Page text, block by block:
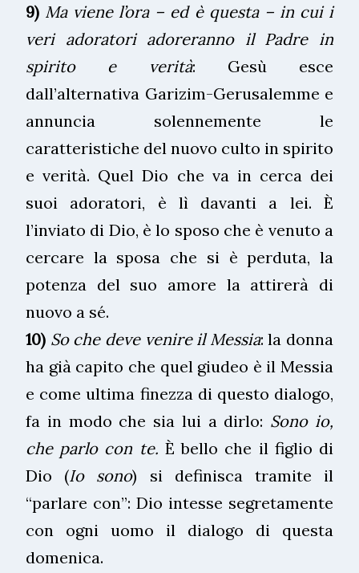
9) Ma viene l’ora – ed è questa – in cui i
veri adoratori adoreranno il Padre in
spirito e verità: Gesù esce
dall’alternativa Garizim-Gerusalemme e
annuncia solennemente le
caratteristiche del nuovo culto in spirito
e verità. Quel Dio che va in cerca dei
suoi adoratori, è lì davanti a lei. È
l’inviato di Dio, è lo sposo che è venuto a
cercare la sposa che si è perduta, la
potenza del suo amore la attirerà di
nuovo a sé.
10) So che deve venire il Messia: la donna
ha già capito che quel giudeo è il Messia
e come ultima finezza di questo dialogo,
fa in modo che sia lui a dirlo: Sono io,
che parlo con te. È bello che il figlio di
Dio (Io sono) si definisca tramite il
“parlare con”: Dio intesse segretamente
con ogni uomo il dialogo di questa
domenica.